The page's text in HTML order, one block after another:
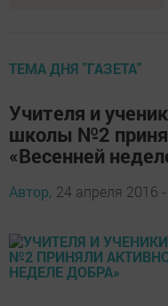
ТЕМА ДНЯ "ГАЗЕТА"
Учителя и
школы №2
«Весенней
Автор, 24 апреля 2016